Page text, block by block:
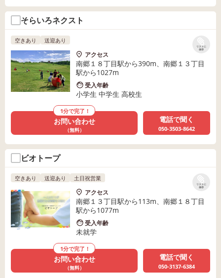
そらいろネクスト
リストに
保存
空きあり 送迎あり
アクセス
南郷１８丁目駅から390m、南郷１３丁目
駅から1027m
受入年齢
小学生 中学生 高校生
1分で完了！
お問い合わせ
（無料）
電話で聞く
050-3503-8642
ビオトープ
リストに
保存
空きあり 送迎あり 土日祝営業
アクセス
南郷１３丁目駅から113m、南郷１８丁目
駅から1077m
受入年齢
未就学
1分で完了！
お問い合わせ
（無料）
電話で聞く
050-3137-6384